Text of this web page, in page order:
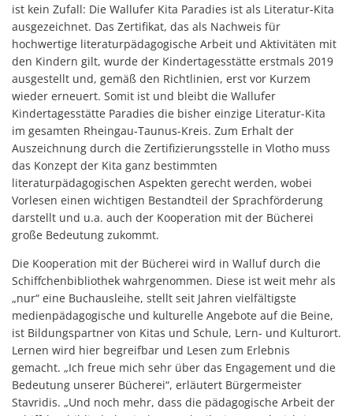
ist kein Zufall: Die Wallufer Kita Paradies ist als Literatur-Kita
ausgezeichnet. Das Zertifikat, das als Nachweis für
hochwertige literaturpädagogische Arbeit und Aktivitäten mit
den Kindern gilt, wurde der Kindertagesstätte erstmals 2019
ausgestellt und, gemäß den Richtlinien, erst vor Kurzem
wieder erneuert. Somit ist und bleibt die Wallufer
Kindertagesstätte Paradies die bisher einzige Literatur-Kita
im gesamten Rheingau-Taunus-Kreis. Zum Erhalt der
Auszeichnung durch die Zertifizierungsstelle in Vlotho muss
das Konzept der Kita ganz bestimmten
literaturpädagogischen Aspekten gerecht werden, wobei
Vorlesen einen wichtigen Bestandteil der Sprachförderung
darstellt und u.a. auch der Kooperation mit der Bücherei
große Bedeutung zukommt.
Die Kooperation mit der Bücherei wird in Walluf durch die
Schiffchenbibliothek wahrgenommen. Diese ist weit mehr als
„nur“ eine Buchausleihe, stellt seit Jahren vielfältigste
medienpädagogische und kulturelle Angebote auf die Beine,
ist Bildungspartner von Kitas und Schule, Lern- und Kulturort.
Lernen wird hier begreifbar und Lesen zum Erlebnis
gemacht. „Ich freue mich sehr über das Engagement und die
Bedeutung unserer Bücherei“, erläutert Bürgermeister
Stavridis. „Und noch mehr, dass die pädagogische Arbeit der